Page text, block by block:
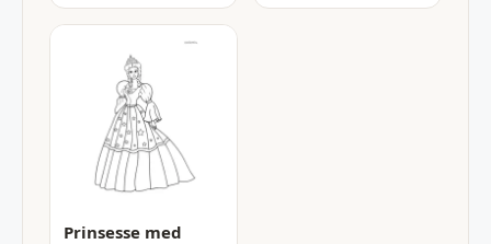
Prinsesse med